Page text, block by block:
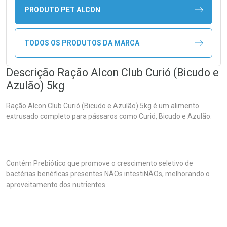
PRODUTO PET ALCON
TODOS OS PRODUTOS DA MARCA
Descrição Ração Alcon Club Curió (Bicudo e
Azulão) 5kg
Ração Alcon Club Curió (Bicudo e Azulão) 5kg é um alimento
extrusado completo para pássaros como Curió, Bicudo e Azulão.
Contém Prebiótico que promove o crescimento seletivo de
bactérias benéficas presentes NÃOs intestiNÃOs, melhorando o
aproveitamento dos nutrientes.